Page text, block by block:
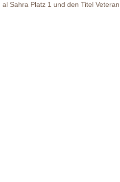
Sahra Platz 1 und den Titel